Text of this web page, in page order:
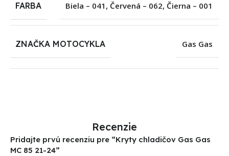
FARBA Biela – 041 , Červená – 062, Čierna – 001
ZNAČKA MOTOCYKLA Gas Gas
Recenzie
Pridajte prvú recenziu pre “Kryty chladičov Gas Gas
MC 85 21-24”